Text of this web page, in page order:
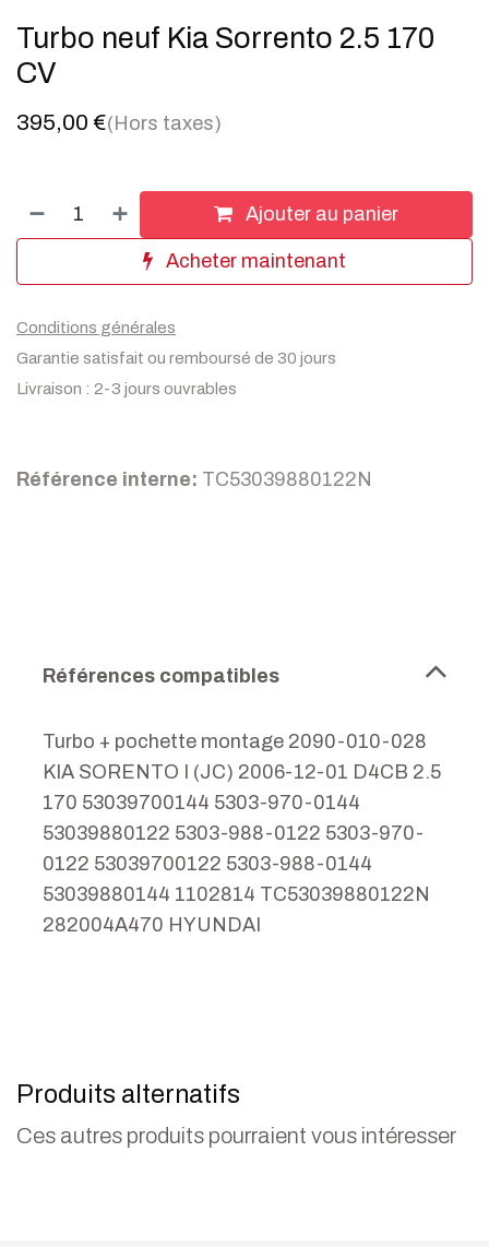
Turbo neuf Kia Sorrento 2.5 170
CV
395,00 €(Hors taxes)
Ajouter au panier
Acheter maintenant
Conditions générales
Garantie satisfait ou remboursé de 30 jours
Livraison : 2-3 jours ouvrables
Référence interne: TC53039880122N
Références compatibles
Turbo + pochette montage 2090-010-028
KIA SORENTO I (JC) 2006-12-01 D4CB 2.5
170 53039700144 5303-970-0144
53039880122 5303-988-0122 5303-970-
0122 53039700122 5303-988-0144
53039880144 1102814 TC53039880122N
282004A470 HYUNDAI
Produits alternatifs
Ces autres produits pourraient vous intéresser